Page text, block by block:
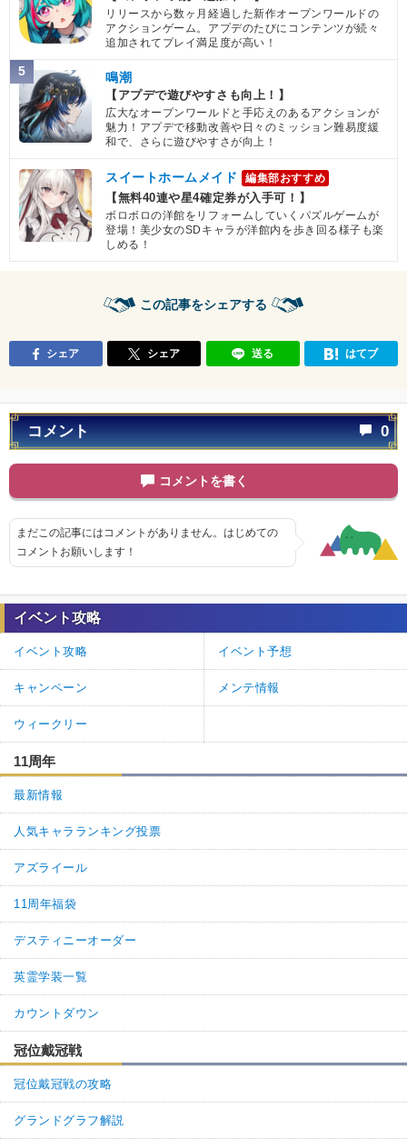
リリースから数ヶ月経過した新作オープンワールドの
アクションゲーム。アプデのたびにコンテンツが続々
追加されてプレイ満足度が高い！
5 鳴潮
【アプデで遊びやすさも向上！】
広大なオープンワールドと手応えのあるアクションが
魅力！アプデで移動改善や日々のミッション難易度緩
和で、さらに遊びやすさが向上！
スイートホームメイド 編集部おすすめ
【無料40連や星4確定券が入手可！】
ボロボロの洋館をリフォームしていくパズルゲームが
登場！美少女のSDキャラが洋館内を歩き回る様子も楽
しめる！
この記事をシェアする
シェア シェア 送る はてブ
コメント 0
コメントを書く
まだこの記事にはコメントがありません。はじめての
コメントお願いします！
イベント攻略
イベント攻略 イベント予想
キャンペーン メンテ情報
ウィークリー
11周年
最新情報
人気キャラランキング投票
アズライール
11周年福袋
デスティニーオーダー
英霊学装一覧
カウントダウン
冠位戴冠戦
冠位戴冠戦の攻略
グランドグラフ解説